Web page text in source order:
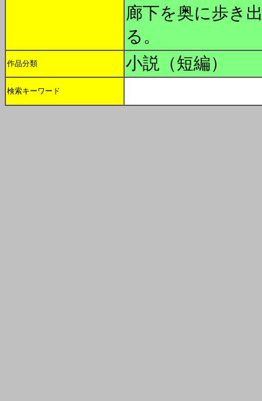
廊下を奥に歩き
る。
作品分類 小説（短編）
検索キーワード